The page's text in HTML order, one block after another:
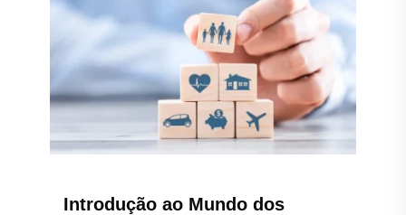
Introdução ao Mundo dos